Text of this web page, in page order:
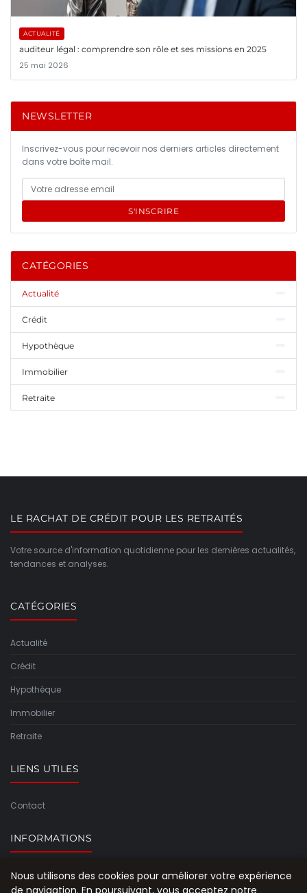
ACTUALITÉ
auditeur légal : comprendre son rôle et ses missions en 2025
25 mai 2026
NEWSLETTER
Inscrivez-vous pour recevoir nos derniers articles directement
dans votre boîte mail.
S'INSCRIRE
CATÉGORIES
Actualité
Crédit
Hypothèque
Immobilier
Retraite
LE RACHAT DE CRÉDIT POUR LES RETRAITÉS
Votre source d'information quotidienne pour les dernières actualités,
tendances et analyses.
CATÉGORIES
Actualité
Crédit
Hypothèque
Immobilier
Retraite
LIENS UTILES
Contact
INFORMATIONS
Plan du site
Nous utilisons des cookies pour améliorer votre expérience
de navigation. En poursuivant, vous acceptez notre